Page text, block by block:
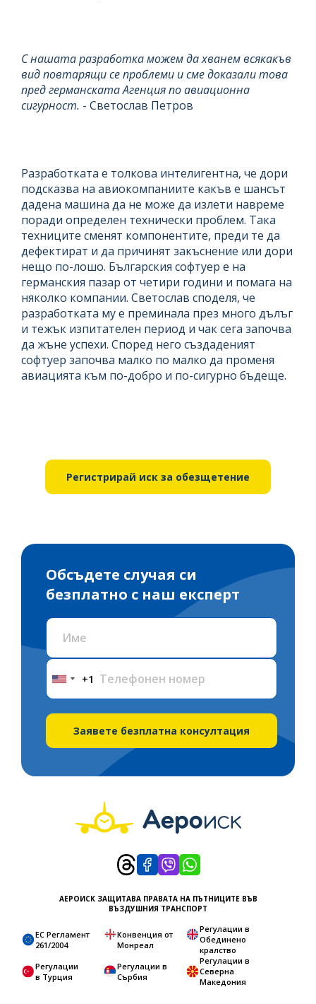
С нашата разработка можем да хванем всякакъв
вид повтарящи се проблеми и сме доказали това
пред германската Агенция по авиационна
сигурност. - Светослав Петров
Разработката е толкова интелигентна, че дори
подсказва на авиокомпаниите какъв е шансът
дадена машина да не може да излети навреме
поради определен технически проблем. Така
техниците сменят компонентите, преди те да
дефектират и да причинят закъснение или дори
нещо по-лошо. Българския софтуер е на
германския пазар от четири години и помага на
няколко компании. Светослав споделя, че
разработката му е преминала през много дълъг
и тежък изпитателен период и чак сега започва
да жъне успехи. Според него създаденият
софтуер започва малко по малко да променя
авиацията към по-добро и по-сигурно бъдеще.
Регистрирай иск за обезщетение
Обсъдете случая си
безплатно с наш експерт
United
States
+1
+1
Заявете безплатна консултация
АЕРОИСК ЗАЩИТАВА ПРАВАТА НА ПЪТНИЦИТЕ ВЪВ
ВЪЗДУШНИЯ ТРАНСПОРТ
ЕС Регламент
261/2004
Конвенция от
Монреал
Регулации в
Обединено
кралство
Регулации
в Турция
Регулации в
Сърбия
Регулации в
Северна
Македония